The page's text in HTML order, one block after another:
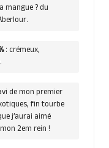
mangue ? du
: crémeux,
de mon premier
fin tourbe
j’aurai aimé
2em rein !